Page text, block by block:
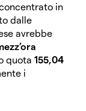
in
dalle
avrebbe
quota 155,04
i